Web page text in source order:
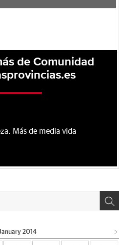
de Comunidad
Más de media vida
2014